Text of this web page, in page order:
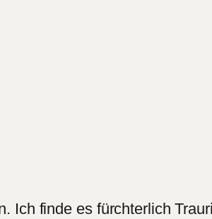
Ich finde es fürchterlich